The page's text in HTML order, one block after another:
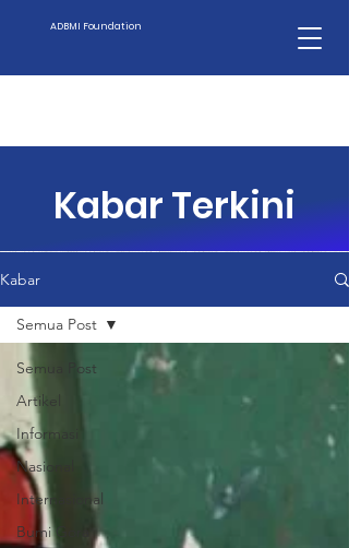
ADBMI Foundation
Kabar Terkini
Kabar
Semua Post
Artikel
Informasi
Nasional
Internasional
Bumi Gora
Semua Post